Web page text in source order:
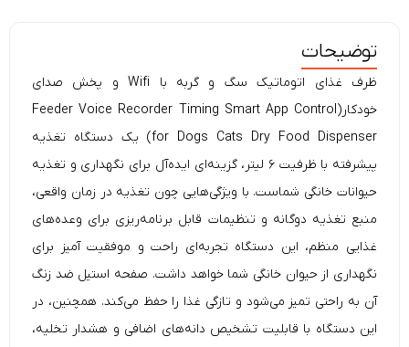
توضیحات
ظرف غذای اتوماتیک سگ و گربه با Wifi و پخش صدای
خودکار(Feeder Voice Recorder Timing Smart App Control
for Dogs Cats Dry Food Dispenser) یک دستگاه تغذیه
پیشرفته با ظرفیت ۶ لیتر، گزینه‌ای ایده‌آل برای نگهداری و تغذیه
حیوانات خانگی شماست. با ویژگی‌هایی چون تغذیه در زمان واقعی،
منبع تغذیه دوگانه و تنظیمات قابل برنامه‌ریزی برای وعده‌های
غذایی منظم، این دستگاه تجربه‌ای راحت و موفقیت آمیز برای
نگهداری از حیوان خانگی شما خواهد داشت. صفحه استیل ضد زنگ
آن به راحتی تمیز می‌شود و تازگی غذا را حفظ می‌کند. همچنین، در
این دستگاه با قابلیت تشخیص دانه‌های اضافی و هشدار تخلیه،